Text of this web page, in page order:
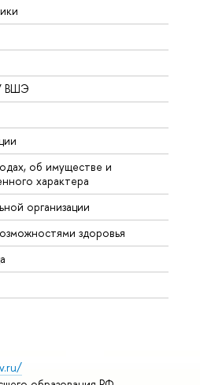
ВШЭ
об имуществе и
характера
организации
здоровья